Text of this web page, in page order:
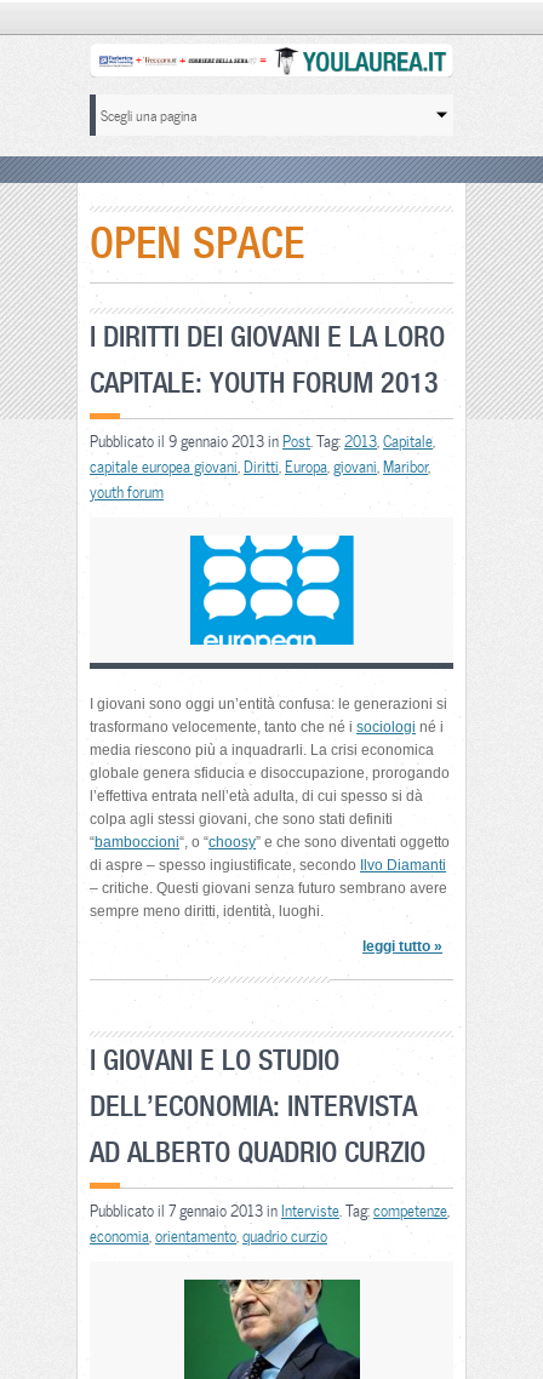
OPEN SPACE
I DIRITTI DEI GIOVANI E LA LORO
CAPITALE: YOUTH FORUM 2013
Pubblicato il 9 gennaio 2013 inPost . Tag:2013 Capitale
capitale europea giovani Diritti Europa giovani Maribor,
youth forum
I giovani sono oggi un’entità confusa: le generazioni si
trasformano velocemente, tanto che né i sociologi né i
media riescono più a inquadrarli. La crisi economica
globale genera sfiducia e disoccupazione, prorogando
l’effettiva entrata nell’età adulta, di cui spesso si dà
colpa agli stessi giovani, che sono stati definiti
“bamboccioni“, o “choosy” e che sono diventati oggetto
di aspre – spesso ingiustificate, secondo
Ilvo Diamanti
– critiche. Questi giovani senza futuro sembrano avere
sempre meno diritti, identità, luoghi.
leggi tutto »
I GIOVANI E LO STUDIO
DELL’ECONOMIA: INTERVISTA
AD ALBERTO QUADRIO CURZIO
Pubblicato il 7 gennaio 2013 inInterviste . Tag:competenze
economia orientamento quadrio curzio